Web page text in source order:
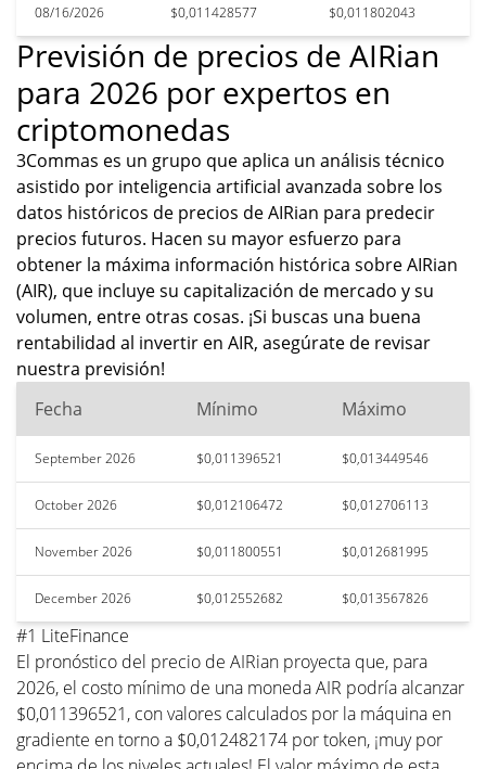
08/16/2026 $0,011428577 $0,011802043
Previsión de precios de AIRian
para 2026 por expertos en
criptomonedas
3Commas es un grupo que aplica un análisis técnico
asistido por inteligencia artificial avanzada sobre los
datos históricos de precios de AIRian para predecir
precios futuros. Hacen su mayor esfuerzo para
obtener la máxima información histórica sobre AIRian
(AIR), que incluye su capitalización de mercado y su
volumen, entre otras cosas. ¡Si buscas una buena
rentabilidad al invertir en AIR, asegúrate de revisar
nuestra previsión!
Fecha
Mínimo Máximo
September 2026 $0,011396521 $0,013449546
October 2026 $0,012106472 $0,012706113
November 2026 $0,011800551 $0,012681995
December 2026 $0,012552682 $0,013567826
#1 LiteFinance
El pronóstico del precio de AIRian proyecta que, para
2026, el costo mínimo de una moneda AIR podría alcanzar
$0,011396521, con valores calculados por la máquina en
gradiente en torno a $0,012482174 por token, ¡muy por